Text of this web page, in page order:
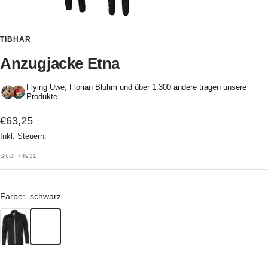
TIBHAR
Anzugjacke Etna
Flying Uwe, Florian Bluhm und über 1.300 andere tragen unsere
Produkte
Angebotspreis
€63,25
Inkl. Steuern.
SKU:74931
Farbe: schwarz
schwarz